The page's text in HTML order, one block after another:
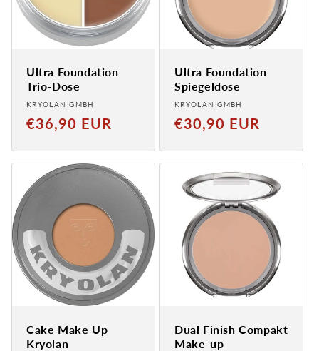
Ultra Foundation
Trio-Dose
Anbieter:
KRYOLAN GMBH
Normaler
€36,90 EUR
Ultra Foundation
Spiegeldose
Anbieter:
KRYOLAN GMBH
Normaler
€30,90 EUR
Cake Make Up
Kryolan
Dual Finish Compakt
Make-up